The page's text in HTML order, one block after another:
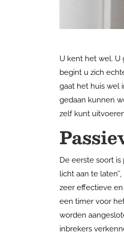
U kent het wel. U
begint u zich
gaat het huis wel
gedaan kunnen
zelf kunt
De eerste soort is
licht aan te
zeer effectieve
een timer voor
worden
inbrekers